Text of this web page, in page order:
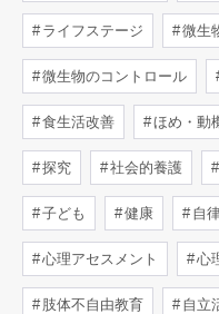
ライフステージ 微生
微生物のコントロール
食生活改善 ほめ・動
探究 社会的養護
子ども 健康 自
心理アセスメント 心
肢体不自由教育 自立